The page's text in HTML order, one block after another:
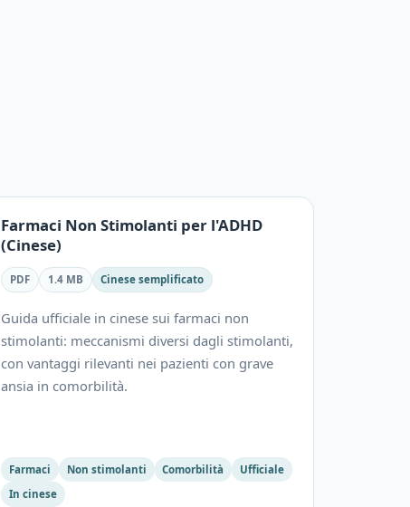
Farmaci Non Stimolanti per l'ADHD
(Cinese)
PDF 1.4 MB Cinese semplificato
Guida ufficiale in cinese sui farmaci non
stimolanti: meccanismi diversi dagli stimolanti,
con vantaggi rilevanti nei pazienti con grave
ansia in comorbilità.
Farmaci Non stimolanti Comorbilità
Ufficiale
In cinese